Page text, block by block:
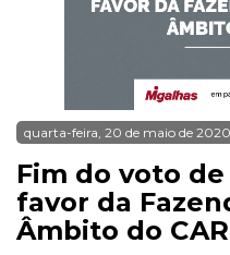
quarta-feira, 20 de maio de 2020
Fim do voto
favor da
Âmbito do